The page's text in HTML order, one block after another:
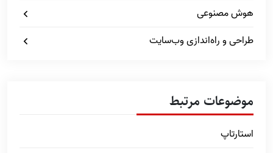
هوش مصنوعی
طراحی و راه‌اندازی وب‌سایت
موضوعات مرتبط
استارتاپ